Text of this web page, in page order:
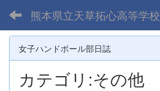
熊本県立天草拓心高等学校
女子ハンドボール部日誌
カテゴリ:その他